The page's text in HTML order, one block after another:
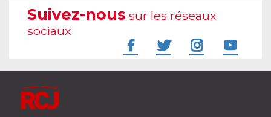
Suivez-nous sur les réseaux
sociaux